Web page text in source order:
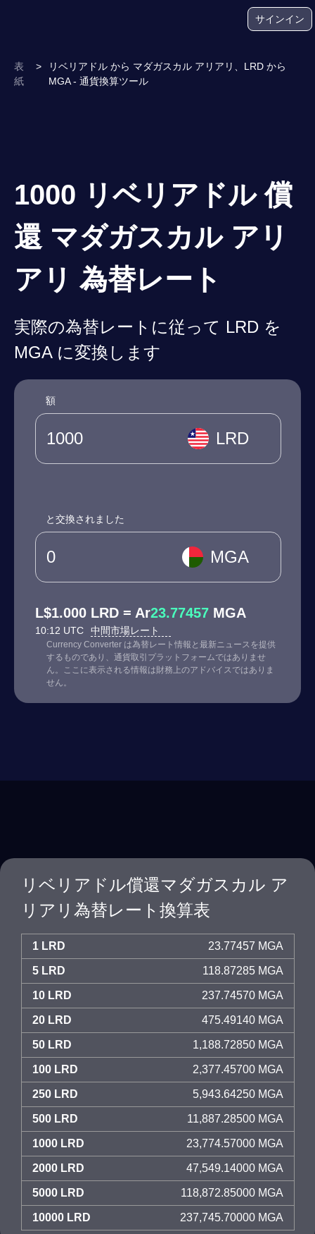
サインイン
表
紙
>
リベリアドル から マダガスカル アリアリ、LRD から
MGA - 通貨換算ツール
1000 リベリアドル 償
還 マダガスカル アリ
アリ 為替レート
実際の為替レートに従って LRD を
MGA に変換します
額
LRD
と交換されました
MGA
L$1.000 LRD = Ar23.77457 MGA
10:12 UTC 中間市場レート
Currency Converter は為替レート情報と最新ニュースを提供
するものであり、通貨取引プラットフォームではありませ
ん。ここに表示される情報は財務上のアドバイスではありま
せん。
リベリアドル償還マダガスカル ア
リアリ為替レート換算表
1 LRD 23.77457 MGA
5 LRD 118.87285 MGA
10 LRD 237.74570 MGA
20 LRD 475.49140 MGA
50 LRD 1,188.72850 MGA
100 LRD 2,377.45700 MGA
250 LRD 5,943.64250 MGA
500 LRD 11,887.28500 MGA
1000 LRD 23,774.57000 MGA
2000 LRD 47,549.14000 MGA
5000 LRD 118,872.85000 MGA
10000 LRD 237,745.70000 MGA